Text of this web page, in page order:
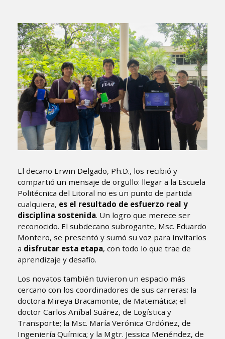
El decano Erwin Delgado, Ph.D., los recibió y
compartió un mensaje de orgullo: llegar a la Escuela
Politécnica del Litoral no es un punto de partida
cualquiera, es el resultado de esfuerzo real y
disciplina sostenida. Un logro que merece ser
reconocido. El subdecano subrogante, Msc. Eduardo
Montero, se presentó y sumó su voz para invitarlos
a disfrutar esta etapa, con todo lo que trae de
aprendizaje y desafío.
Los novatos también tuvieron un espacio más
cercano con los coordinadores de sus carreras: la
doctora Mireya Bracamonte, de Matemática; el
doctor Carlos Aníbal Suárez, de Logística y
Transporte; la Msc. María Verónica Ordóñez, de
Ingeniería Química; y la Mgtr. Jessica Menéndez, de